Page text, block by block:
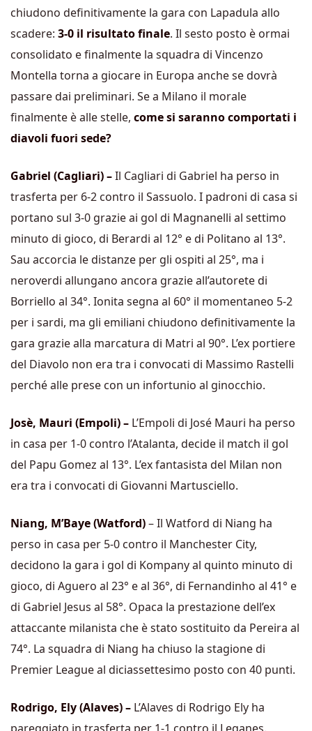
chiudono definitivamente la gara con Lapadula allo
scadere: 3-0 il risultato finale. Il sesto posto è ormai
consolidato e finalmente la squadra di Vincenzo
Montella torna a giocare in Europa anche se dovrà
passare dai preliminari. Se a Milano il morale
finalmente è alle stelle, come si saranno comportati i
diavoli fuori sede?
Gabriel (Cagliari) –Il Cagliari di Gabriel ha perso in
trasferta per 6-2 contro il Sassuolo. I padroni di casa si
portano sul 3-0 grazie ai gol di Magnanelli al settimo
minuto di gioco, di Berardi al 12° e di Politano al 13°.
Sau accorcia le distanze per gli ospiti al 25°, ma i
neroverdi allungano ancora grazie all’autorete di
Borriello al 34°. Ionita segna al 60° il momentaneo 5-2
per i sardi, ma gli emiliani chiudono definitivamente la
gara grazie alla marcatura di Matri al 90°. L’ex portiere
del Diavolo non era tra i convocati di Massimo Rastelli
perché alle prese con un infortunio al ginocchio.
Josè, Mauri (Empoli) – L’Empoli di José Mauri ha perso
in casa per 1-0 contro l’Atalanta, decide il match il gol
del Papu Gomez al 13°. L’ex fantasista del Milan non
era tra i convocati di Giovanni Martusciello.
Niang, M’Baye (Watford)– Il Watford di Niang ha
perso in casa per 5-0 contro il Manchester City,
decidono la gara i gol di Kompany al quinto minuto di
gioco, di Aguero al 23° e al 36°, di Fernandinho al 41° e
di Gabriel Jesus al 58°. Opaca la prestazione dell’ex
attaccante milanista che è stato sostituito da Pereira al
74°. La squadra di Niang ha chiuso la stagione di
Premier League al diciassettesimo posto con 40 punti.
Rodrigo, Ely (Alaves) – L’Alaves di Rodrigo Ely ha